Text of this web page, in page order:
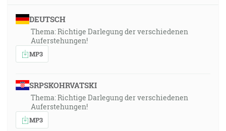
DEUTSCH
Thema: Richtige Darlegung der verschiedenen
Auferstehungen!
MP3
SRPSKOHRVATSKI
Thema: Richtige Darlegung der verschiedenen
Auferstehungen!
MP3